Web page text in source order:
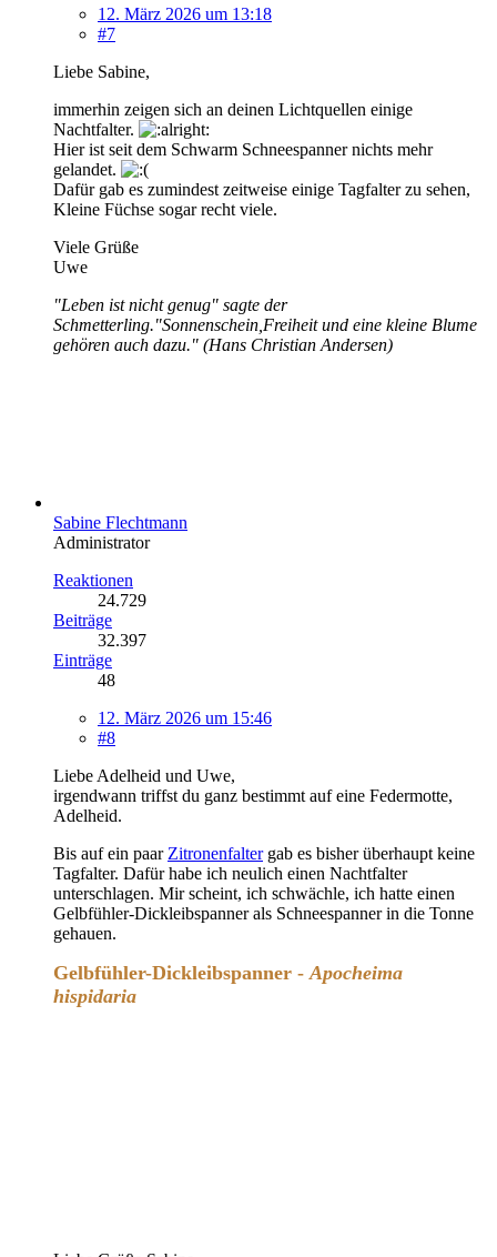
12. März 2026 um 13:18
#7
Liebe Sabine,
immerhin zeigen sich an deinen Lichtquellen einige
Nachtfalter.
Hier ist seit dem Schwarm Schneespanner nichts mehr
gelandet.
Dafür gab es zumindest zeitweise einige Tagfalter zu sehen,
Kleine Füchse sogar recht viele.
Viele Grüße
Uwe
"Leben ist nicht genug" sagte der
Schmetterling."Sonnenschein,Freiheit und eine kleine Blume
gehören auch dazu." (Hans Christian Andersen)
Sabine Flechtmann
Administrator
Reaktionen
24.729
Beiträge
32.397
Einträge
48
12. März 2026 um 15:46
#8
Liebe Adelheid und Uwe,
irgendwann triffst du ganz bestimmt auf eine Federmotte,
Adelheid.
Bis auf ein paar Zitronenfaltergab es bisher überhaupt keine
Tagfalter. Dafür habe ich neulich einen Nachtfalter
unterschlagen. Mir scheint, ich schwächle, ich hatte einen
Gelbfühler-Dickleibspanner als Schneespanner in die Tonne
gehauen.
Gelbfühler-Dickleibspanner - Apocheima
hispidaria